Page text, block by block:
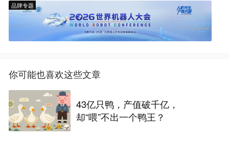
品牌专题
你可能也喜欢这些文章
43亿只鸭，产值破千亿，
却“喂”不出一个鸭王？